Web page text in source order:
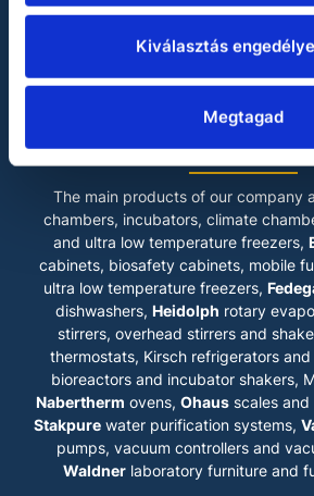
Kiválasztás
Megtagad
Julabo
Miele
Vacuubrand
Waldner
LABOKRAFT
The main products of our company
chambers, incubators, climate
and ultra low temperature freezers,
cabinets, biosafety cabinets, mobile
ultra low temperature freezers,
dishwashers, Heidolph rotary
stirrers, overhead stirrers and
thermostats, Kirsch refrigerators
bioreactors and incubator shakers,
Nabertherm ovens, Ohausscales and
Stakpure water purification systems,
pumps, vacuum controllers and
Waldnerlaboratory furniture and